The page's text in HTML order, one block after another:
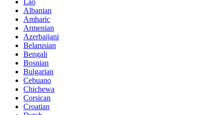
Albanian
Amharic
Armenian
Azerbaijani
Belarusian
Bengali
Bosnian
Bulgarian
Cebuano
Chichewa
Corsican
Croatian